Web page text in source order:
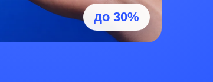
до 30%